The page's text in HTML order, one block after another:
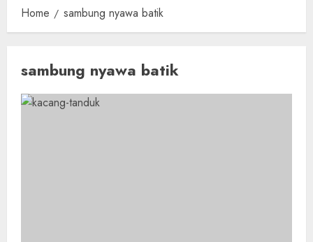
Home sambung nyawa batik
sambung nyawa batik